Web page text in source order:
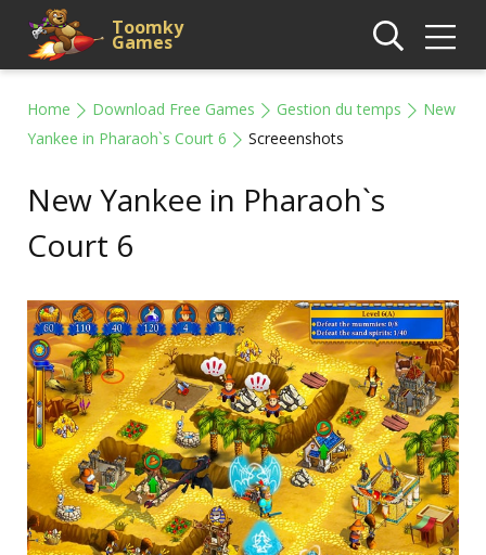
Toomky
Games
Home Download Free Games Gestion du temps
New
Yankee in Pharaoh`s Court 6
Screeenshots
New Yankee in Pharaoh`s
Court 6